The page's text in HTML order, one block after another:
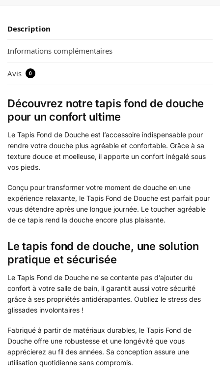
Description
Informations complémentaires
Avis 0
Découvrez notre tapis fond de douche
pour un confort ultime
Le Tapis Fond de Douche est l’accessoire indispensable pour
rendre votre douche plus agréable et confortable. Grâce à sa
texture douce et moelleuse, il apporte un confort inégalé sous
vos pieds.
Conçu pour transformer votre moment de douche en une
expérience relaxante, le Tapis Fond de Douche est parfait pour
vous détendre après une longue journée. Le toucher agréable
de ce tapis rend la douche encore plus plaisante.
Le tapis fond de douche, une solution
pratique et sécurisée
Le Tapis Fond de Douche ne se contente pas d’ajouter du
confort à votre salle de bain, il garantit aussi votre sécurité
grâce à ses propriétés antidérapantes. Oubliez le stress des
glissades involontaires !
Fabriqué à partir de matériaux durables, le Tapis Fond de
Douche offre une robustesse et une longévité que vous
apprécierez au fil des années. Sa conception assure une
utilisation quotidienne sans compromis.